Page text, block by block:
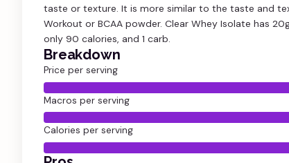
taste or texture. It is more similar to the taste and
Workout or BCAA powder. Clear Whey Isolate has
only 90 calories, and 1 carb.
Breakdown
Price per serving
Macros per serving
Calories per serving It